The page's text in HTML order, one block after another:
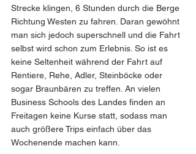
Strecke klingen, 6 Stunden durch die Berge
Richtung Westen zu fahren. Daran gewöhnt
man sich jedoch superschnell und die Fahrt
selbst wird schon zum Erlebnis. So ist es
keine Seltenheit während der Fahrt auf
Rentiere, Rehe, Adler, Steinböcke oder
sogar Braunbären zu treffen. An vielen
Business Schools des Landes finden an
Freitagen keine Kurse statt, sodass man
auch größere Trips einfach über das
Wochenende machen kann.